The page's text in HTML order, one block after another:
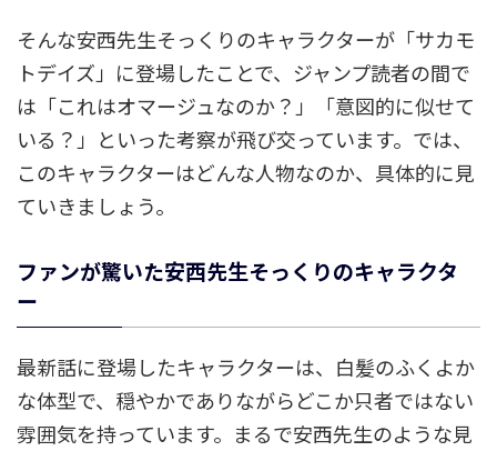
そんな安西先生そっくりのキャラクターが「サカモ
トデイズ」に登場したことで、ジャンプ読者の間で
は「これはオマージュなのか？」「意図的に似せて
いる？」といった考察が飛び交っています。では、
このキャラクターはどんな人物なのか、具体的に見
ていきましょう。
ファンが驚いた安西先生そっくりのキャラクタ
ー
最新話に登場したキャラクターは、白髪のふくよか
な体型で、穏やかでありながらどこか只者ではない
雰囲気を持っています。まるで安西先生のような見